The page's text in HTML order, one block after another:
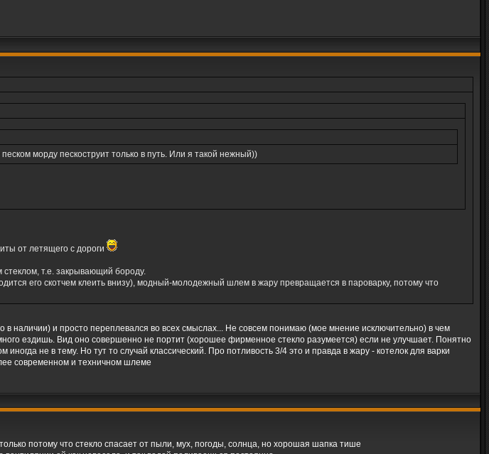
морду пескоструит только в путь. Или я такой нежный))
от летящего с дороги
т.е. закрывающий бороду.
его скотчем клеить внизу), модный-молодежный шлем в жару превращается в пароварку, потому что
наличии) и просто переплевался во всех смыслах... Не совсем понимаю (мое мнение исключительно) в чем
ездишь. Вид оно совершенно не портит (хорошее фирменное стекло разумеется) если не улучшает. Понятно
не в тему. Но тут то случай классический. Про потливость 3/4 это и правда в жару - котелок для варки
современном и техничном шлеме
потому что стекло спасает от пыли, мух, погоды, солнца, но хорошая шапка тише